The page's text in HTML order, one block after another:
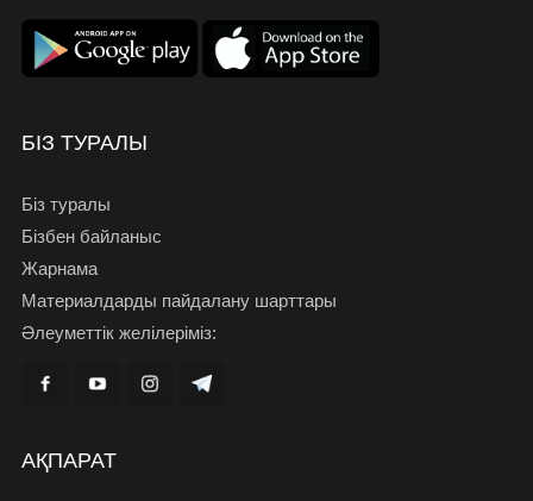
БІЗ ТУРАЛЫ
Біз туралы
Бізбен байланыс
Жарнама
Материалдарды пайдалану шарттары
Әлеуметтік желілеріміз:
АҚПАРАТ